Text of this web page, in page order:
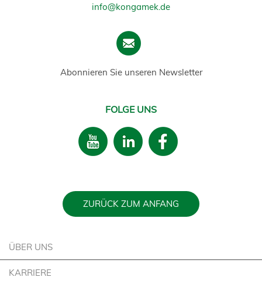
info@kongamek.de
Abonnieren Sie unseren Newsletter
FOLGE UNS
ZURÜCK ZUM ANFANG
ÜBER UNS
KARRIERE